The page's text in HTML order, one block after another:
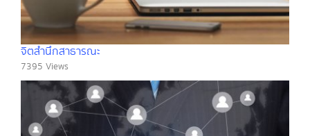
จิตสำนึกสาธารณะ
7395 Views